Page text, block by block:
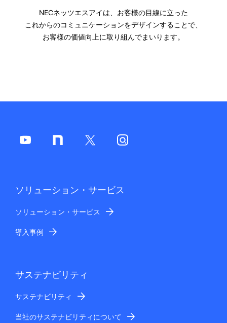
NECネッツエスアイは、お客様の目線に立った
これからのコミュニケーションをデザインすることで、
お客様の価値向上に取り組んでまいります。
ソリューション・サービス
ソリューション・サービス
導入事例
サステナビリティ
サステナビリティ
当社のサステナビリティについて